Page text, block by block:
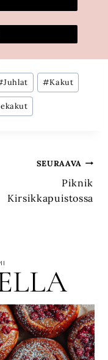
Juhlat #Kakut
SEURAAVA
Piknik
Kirsikkapuistossa